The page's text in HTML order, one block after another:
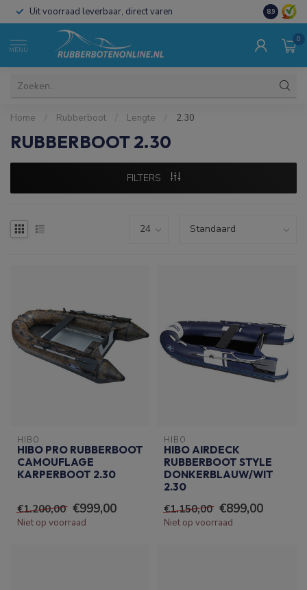
Uit voorraad leverbaar, direct varen Al 15 jaar
8.9
MENU
0
Home / Rubberboot / Lengte / 2.30
RUBBERBOOT 2.30
FILTERS
HIBO
HIBO PRO RUBBERBOOT
CAMOUFLAGE
KARPERBOOT 2.30
€1.200,00 €999,00
Niet op voorraad
HIBO
HIBO AIRDECK
RUBBERBOOT STYLE
DONKERBLAUW/WIT
2.30
€1.150,00 €899,00
Niet op voorraad